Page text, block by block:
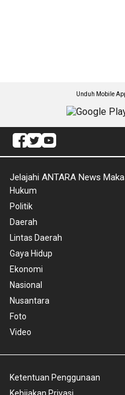
Unduh Mobile
Jelajahi ANTARA News
Hukum
Politik
Daerah
Lintas Daerah
Gaya Hidup
Ekonomi
Nasional
Nusantara
Foto
Video
Ketentuan Penggunaan